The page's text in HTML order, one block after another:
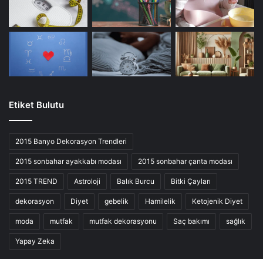
Etiket Bulutu
2015 Banyo Dekorasyon Trendleri
2015 sonbahar ayakkabı modası 2015 sonbahar çanta modası
2015 TREND Astroloji Balık Burcu Bitki Çayları
dekorasyon Diyet gebelik Hamilelik Ketojenik Diyet
moda mutfak mutfak dekorasyonu Saç bakımı sağlık
Yapay Zeka